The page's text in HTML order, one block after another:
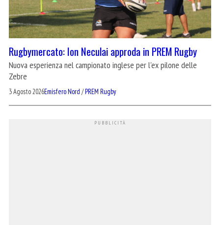
Rugbymercato: Ion Neculai approda in PREM Rugby
Nuova esperienza nel campionato inglese per l'ex pilone delle
Zebre
3 Agosto 2026Emisfero Nord /PREM Rugby